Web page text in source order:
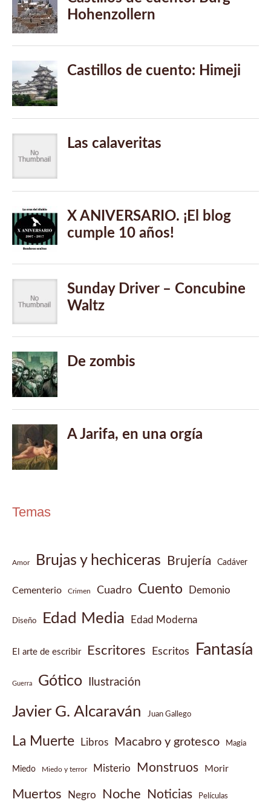
Temas
Amor Brujas y hechiceras Brujería Cadáver
Cementerio Crimen Cuadro Cuento Demonio
Diseño Edad Media Edad Moderna
El arte de escribir Escritores Escritos Fantasía
Guerra Gótico Ilustración
Javier G. Alcaraván Juan Gallego
La Muerte Libros Macabro y grotesco Magia
Miedo Miedo y terror Misterio Monstruos Morir
Muertos Negro Noche Noticias Películas